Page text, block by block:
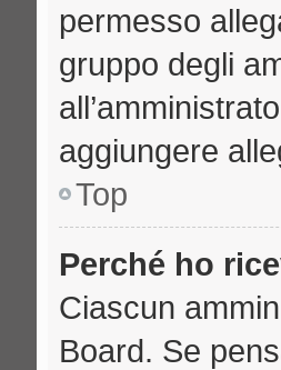
permesso
gruppo degli
aggiungere
Top
Perché ho
Ciascun
Board. Se